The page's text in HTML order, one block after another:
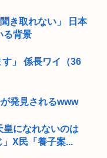
き取れない」 日本
る背景
」 係長ワイ（36
発見されるwww
皇になれないのは
X民「養子案...